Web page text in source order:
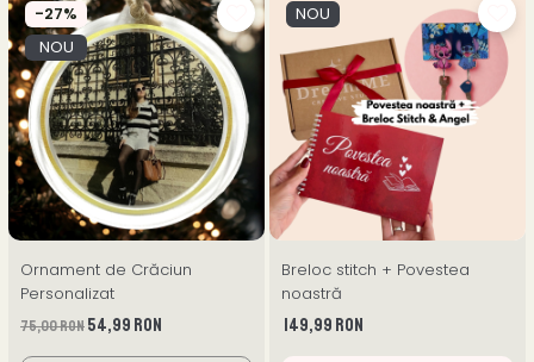
-27%
NOU
Ornament de Crăciun
Personalizat
75,00 RON54,99 RON
NOU
Breloc stitch + Povestea
noastră
149,99 RON